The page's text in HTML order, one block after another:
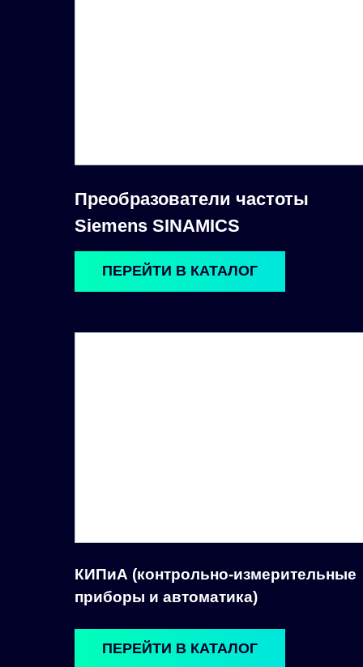
Преобразователи частоты
Siemens SINAMICS
ПЕРЕЙТИ В КАТАЛОГ
КИПиА (контрольно-измерительные
приборы и автоматика)
ПЕРЕЙТИ В КАТАЛОГ